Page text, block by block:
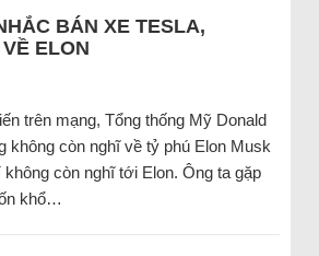
BÁN XE TESLA,
ELON
trên mạng, Tổng thống Mỹ Donald
không còn nghĩ về tỷ phú Elon Musk
không còn nghĩ tới Elon. Ông ta gặp
khổ…